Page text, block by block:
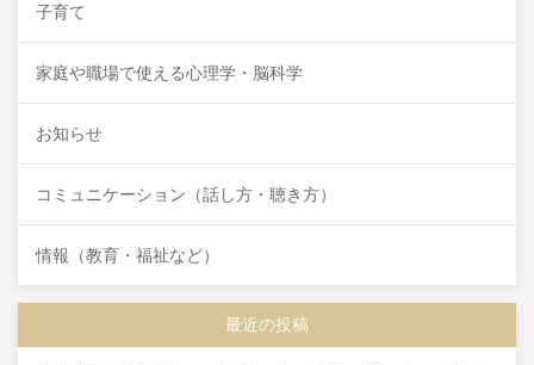
子育て
家庭や職場で使える心理学・脳科学
お知らせ
コミュニケーション（話し方・聴き方）
情報（教育・福祉など）
最近の投稿